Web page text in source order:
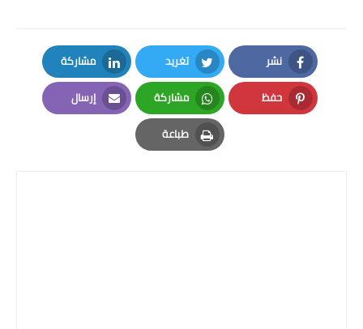
نشر
Facebook
تغريد
Twitter
مشاركة
LinkedIn
حفظ
Pinterest
مشاركة
Whatsapp
إرسال
Email
طباعة
Print